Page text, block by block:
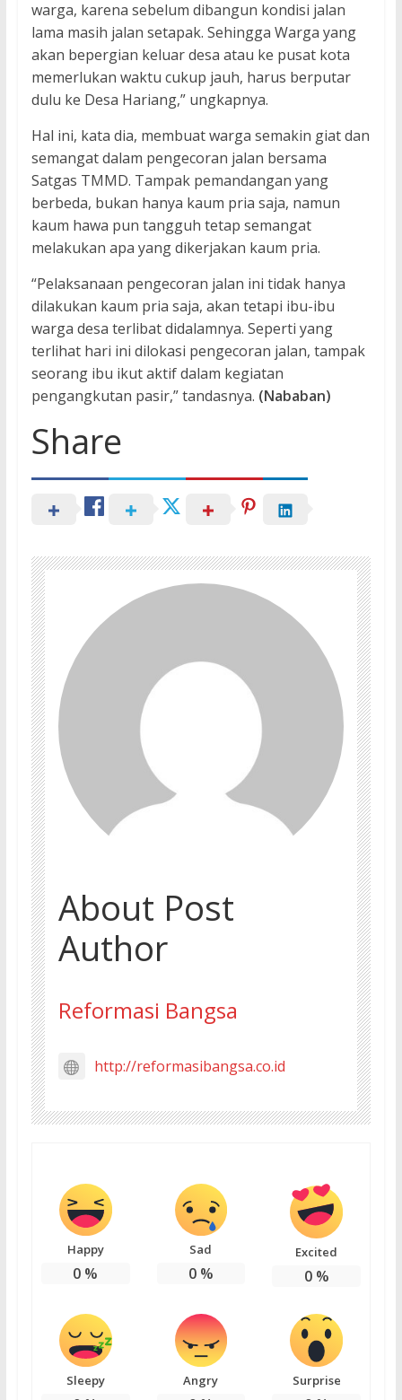
warga, karena sebelum dibangun kondisi jalan
lama masih jalan setapak. Sehingga Warga yang
akan bepergian keluar desa atau ke pusat kota
memerlukan waktu cukup jauh, harus berputar
dulu ke Desa Hariang,” ungkapnya.
Hal ini, kata dia, membuat warga semakin giat dan
semangat dalam pengecoran jalan bersama
Satgas TMMD. Tampak pemandangan yang
berbeda, bukan hanya kaum pria saja, namun
kaum hawa pun tangguh tetap semangat
melakukan apa yang dikerjakan kaum pria.
“Pelaksanaan pengecoran jalan ini tidak hanya
dilakukan kaum pria saja, akan tetapi ibu-ibu
warga desa terlibat didalamnya. Seperti yang
terlihat hari ini dilokasi pengecoran jalan, tampak
seorang ibu ikut aktif dalam kegiatan
pengangkutan pasir,” tandasnya. (Nababan)
Share
About Post
Author
Reformasi Bangsa
http://reformasibangsa.co.id
Happy
0 %
Sad
0%
Excited
0%
Sleepy Angry Surprise